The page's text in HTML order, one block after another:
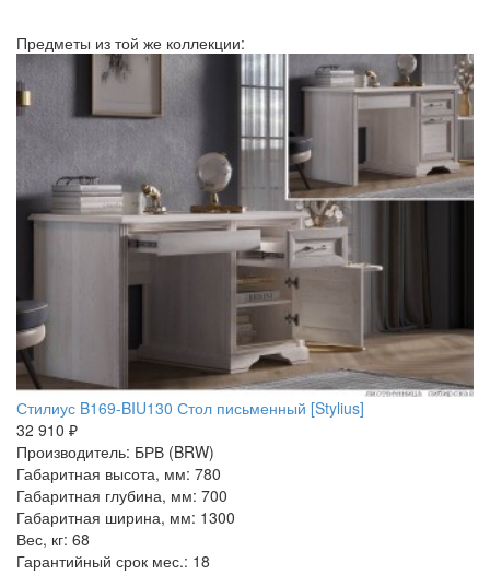
Предметы из той же коллекции:
Стилиус B169-BIU130 Стол письменный [Stylius]
32 910 ₽
Производитель: БРВ (BRW)
Габаритная высота, мм: 780
Габаритная глубина, мм: 700
Габаритная ширина, мм: 1300
Вес, кг: 68
Гарантийный срок мес.: 18